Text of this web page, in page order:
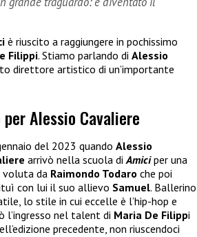
è riuscito a raggiungere in pochissimo
Filippi. Stiamo parlando di Alessio
direttore artistico di un’importante
Alessio Cavaliere
del 2023 quando Alessio
arrivò nella scuola diAmiciper una
voluta da Raimondo Todaro che poi
con lui il suo allievo Samuel. Ballerino
lo stile in cui eccelle è l’hip-hop e
l’ingresso nel talent di Maria De Filippi
precedente, non riuscendoci